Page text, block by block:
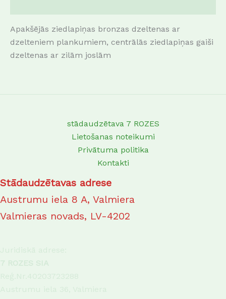
Apakšējās ziedlapiņas bronzas dzeltenas ar
dzelteniem plankumiem, centrālās ziedlapiņas gaiši
dzeltenas ar zilām joslām
stādaudzētava 7 ROZES
Lietošanas noteikumi
Privātuma politika
Kontakti
Stādaudzētavas adrese
Austrumu iela 8 A, Valmiera
Valmieras novads, LV-4202